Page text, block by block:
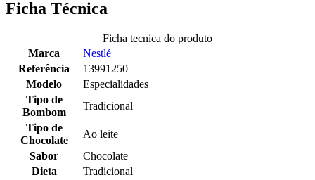
Ficha Técnica
Ficha tecnica do produto
Marca
Nestlé
Referência
13991250
Modelo
Especialidades
Tipo de
Bombom
Tradicional
Tipo de
Chocolate
Ao leite
Sabor
Chocolate
Dieta
Tradicional